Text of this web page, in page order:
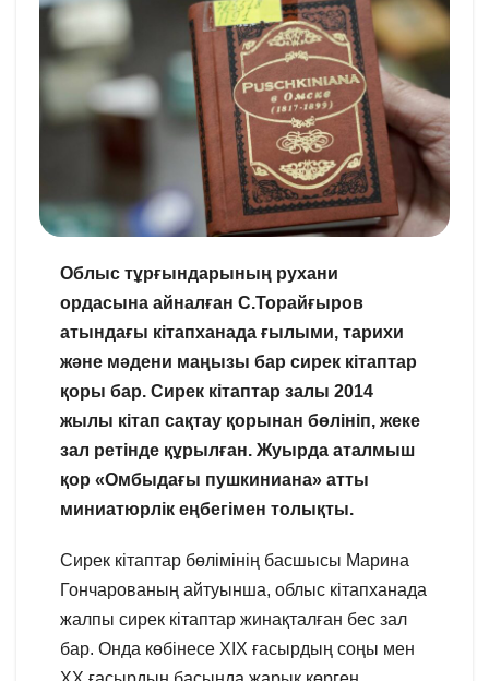
Облыс тұрғындарының рухани
ордасына айналған С.Торайғыров
атындағы кітапханада ғылыми, тарихи
және мәдени маңызы бар сирек кітаптар
қоры бар. Сирек кітаптар залы 2014
жылы кітап сақтау қорынан бөлініп, жеке
зал ретінде құрылған. Жуырда аталмыш
қор «Омбыдағы пушкиниана» атты
миниатюрлік еңбегімен толықты.
Сирек кітаптар бөлімінің басшысы Марина
Гончарованың айтуынша, облыс кітапханада
жалпы сирек кітаптар жинақталған бес зал
бар. Онда көбінесе XIX ғасырдың соңы мен